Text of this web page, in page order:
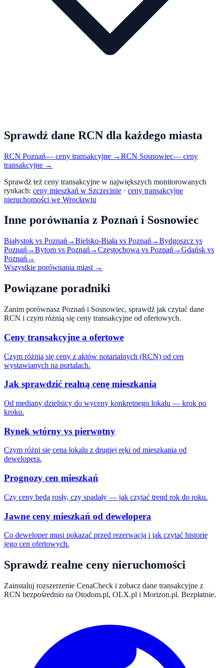
Sprawdź dane RCN dla każdego miasta
RCN Poznań— ceny transakcyjne →RCN Sosnowiec— ceny
transakcyjne →
Sprawdź też ceny transakcyjne w największych monitorowanych
rynkach: ceny mieszkań w Szczecinie · ceny transakcyjne
nieruchomości we Wrocławiu
Inne porównania z Poznań i Sosnowiec
Białystok vs Poznań →Bielsko-Biała vs Poznań →Bydgoszcz vs
Poznań →Bytom vs Poznań →Częstochowa vs Poznań →Gdańsk vs
Poznań →
Wszystkie porównania miast →
Powiązane poradniki
Zanim porównasz Poznań i Sosnowiec, sprawdź jak czytać dane
RCN i czym różnią się ceny transakcyjne od ofertowych.
Ceny transakcyjne a ofertowe
Czym różnią się ceny z aktów notarialnych (RCN) od cen
wystawianych na portalach.
Jak sprawdzić realną cenę mieszkania
Od mediany dzielnicy do wyceny konkretnego lokalu — krok po
kroku.
Rynek wtórny vs pierwotny
Czym różni się cena lokalu z drugiej ręki od mieszkania od
dewelopera.
Prognozy cen mieszkań
Czy ceny będą rosły, czy spadały — jak czytać trend rok do roku.
Jawne ceny mieszkań od dewelopera
Co deweloper musi pokazać przed rezerwacją i jak czytać historię
jego cen ofertowych.
Sprawdź realne ceny nieruchomości
Zainstaluj rozszerzenie CenaCheck i zobacz dane transakcyjne z
RCN bezpośrednio na Otodom.pl, OLX.pl i Morizon.pl. Bezpłatnie.